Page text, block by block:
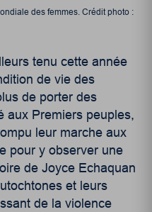
des femmes. Crédit photo :
tenu cette année
de vie des
de porter des
aux Premiers peuples,
leur marche aux
pour y observer une
de Joyce Echaquan
et leurs
de la violence